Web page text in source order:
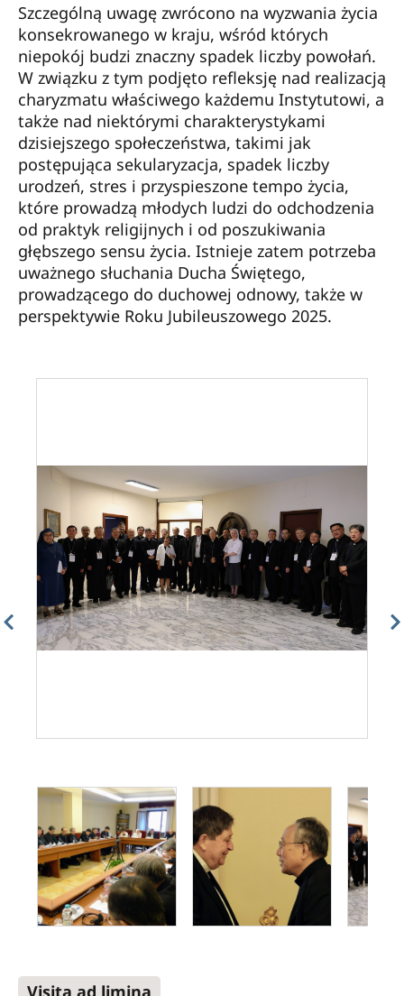
Szczególną uwagę zwrócono na wyzwania życia
konsekrowanego w kraju, wśród których
niepokój budzi znaczny spadek liczby powołań.
W związku z tym podjęto refleksję nad realizacją
charyzmatu właściwego każdemu Instytutowi, a
także nad niektórymi charakterystykami
dzisiejszego społeczeństwa, takimi jak
postępująca sekularyzacja, spadek liczby
urodzeń, stres i przyspieszone tempo życia,
które prowadzą młodych ludzi do odchodzenia
od praktyk religijnych i od poszukiwania
głębszego sensu życia. Istnieje zatem potrzeba
uważnego słuchania Ducha Świętego,
prowadzącego do duchowej odnowy, także w
perspektywie Roku Jubileuszowego 2025.
Visita ad limina